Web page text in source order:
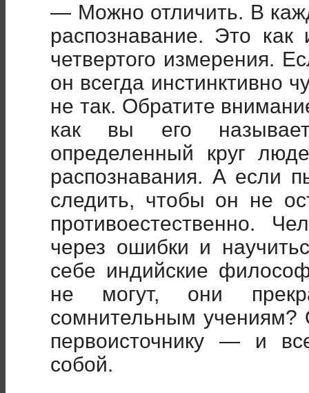
— Можно отличить. В
распознавание. Это как
четвертого измерения.
он всегда инстинктивно
не так. Обратите
как вы его
определенный круг
распознавания. А если
следить, чтобы он не
противоестественно.
через ошибки и
себе индийские
не могут, они
сомнительным учениям?
первоисточнику — и
собой.